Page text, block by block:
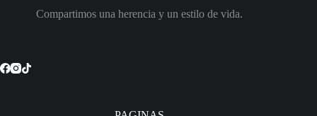
Compartimos una herencia y un estilo de vida.